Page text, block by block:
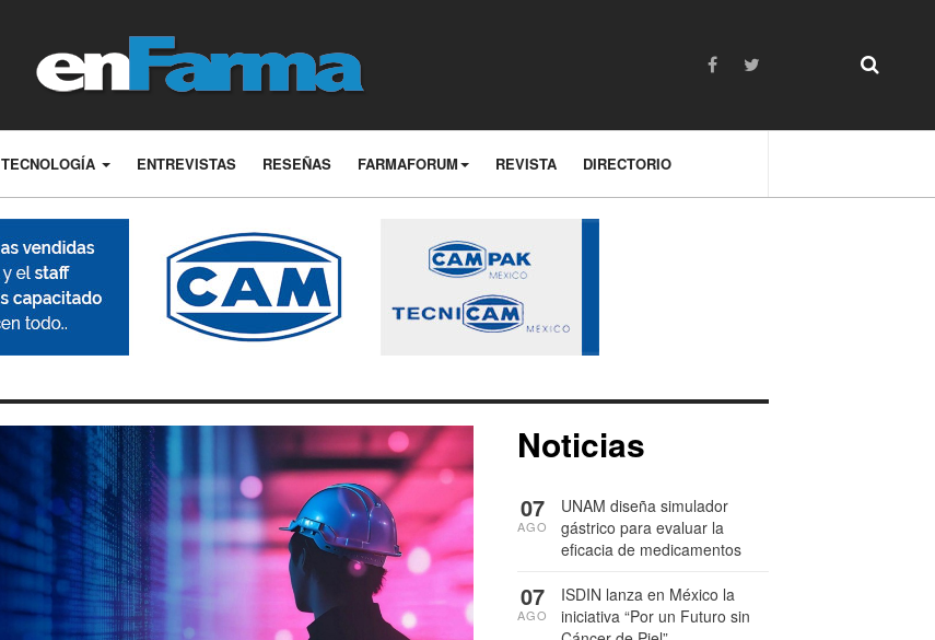
TECNOLOGÍA ENTREVISTAS RESEÑAS FARMAFORUM REVISTA DIRECTORIO
Noticias
UNAM diseña simulador
gástrico para evaluar la
eficacia de medicamentos
07
AGO
ISDIN lanza en México la
iniciativa “Por un Futuro sin
07
AGO